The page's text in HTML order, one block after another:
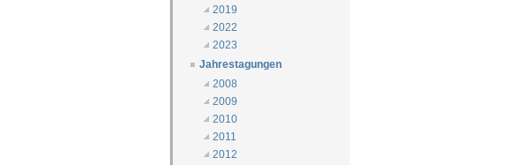
2019
2022
2023
Jahrestagungen
2008
2009
2010
2011
2012